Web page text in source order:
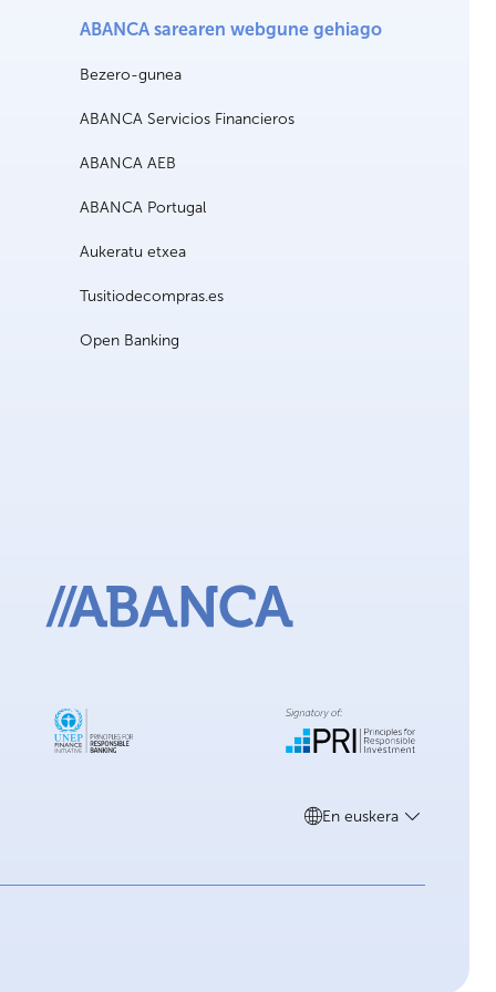
ABANCA sarearen webgune gehiago
Bezero-gunea
ABANCA Servicios Financieros
ABANCA AEB
ABANCA Portugal
Aukeratu etxea
Tusitiodecompras.es
Open Banking
En euskera